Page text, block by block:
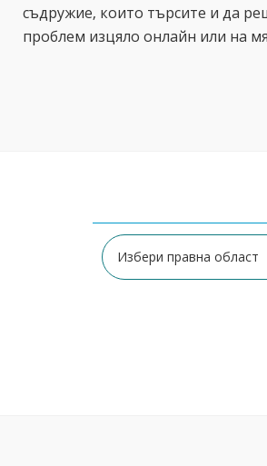
съдружие, които търсите и да
проблем изцяло онлайн или на